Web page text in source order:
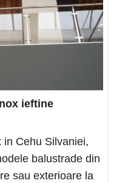
ieftine
Cehu Silvaniei,
balustrade din
sau exterioare la